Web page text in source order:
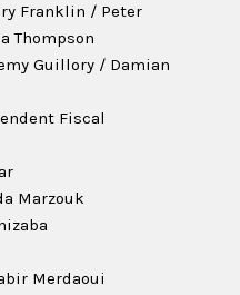
Franklin / Peter
Thompson
Guillory / Damian
Fiscal
Marzouk
Merdaoui